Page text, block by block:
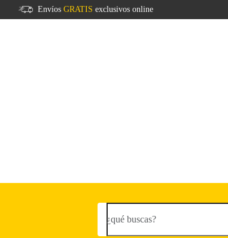
Envíos GRATIS exclusivos online
¿qué buscas?